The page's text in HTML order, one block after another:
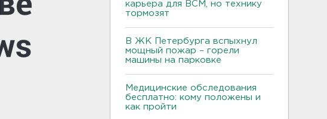
карьера для ВСМ, но технику
тормозят
В ЖК Петербурга вспыхнул
мощный пожар – горели
машины на парковке
Медицинские обследования
бесплатно: кому положены и
как пройти